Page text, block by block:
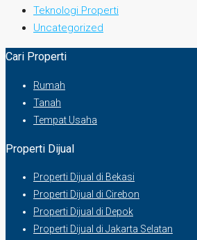
Teknologi Properti
Uncategorized
Cari Properti
Rumah
Tanah
Tempat Usaha
Properti Dijual
Properti Dijual di Bekasi
Properti Dijual di Cirebon
Properti Dijual di Depok
Properti Dijual di Jakarta Selatan